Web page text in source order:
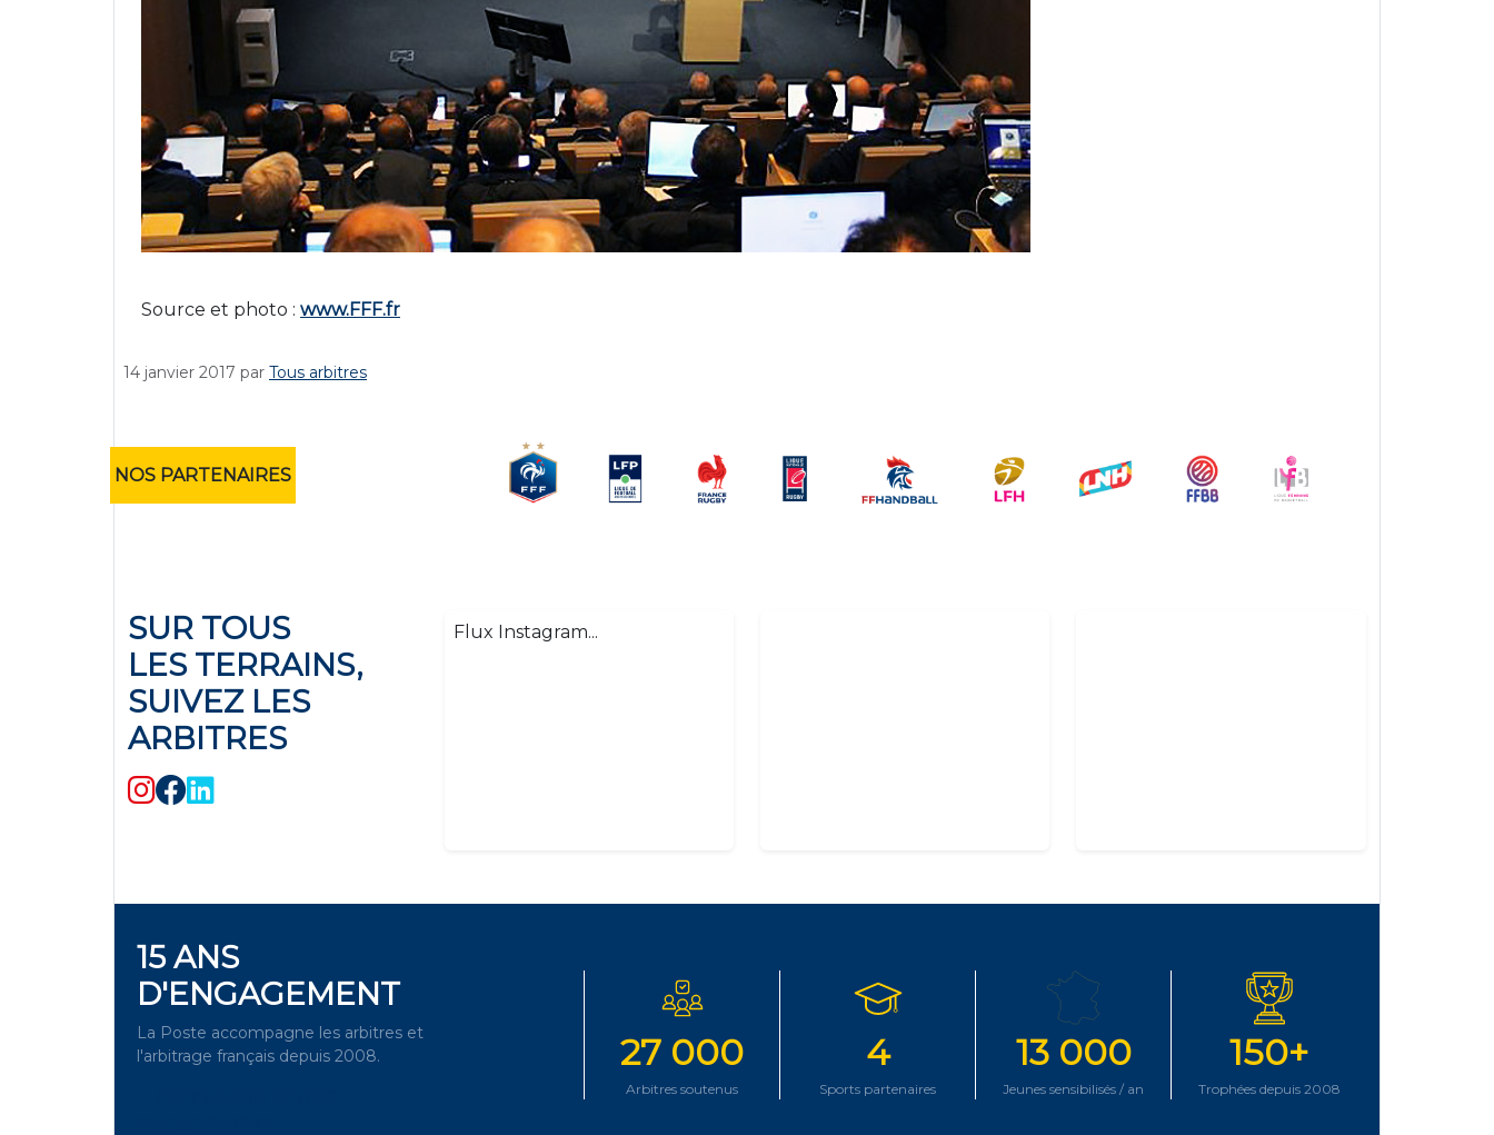
Source et photo : www.FFF.fr
14 janvier 2017 par Tous arbitres
NOS PARTENAIRES
SUR TOUS
LES TERRAINS,
SUIVEZ LES
ARBITRES
Flux Instagram...
15 ANS
D'ENGAGEMENT
La Poste accompagne les arbitres et
l'arbitrage français depuis 2008.
27 000
Arbitres soutenus
4
Sports partenaires
13 000
Jeunes sensibilisés / an
150+
Trophées depuis 2008